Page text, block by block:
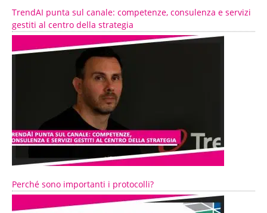
TrendAI punta sul canale: competenze, consulenza e servizi
gestiti al centro della strategia
Perché sono importanti i protocolli?